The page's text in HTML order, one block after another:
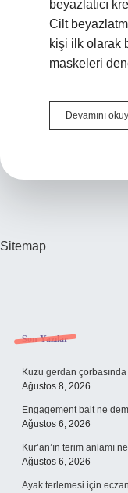
beyazlatıcı
Cilt
kişi ilk olarak
maskeleri
Devamını
Sitemap
Sidebar
Son Yazılar
Kuzu gerdan
Ağustos 8, 2026
Engagement bait ne
Ağustos 6, 2026
Kur’an’ın terim anlamı
Ağustos 6, 2026
Ayak terlemesi için